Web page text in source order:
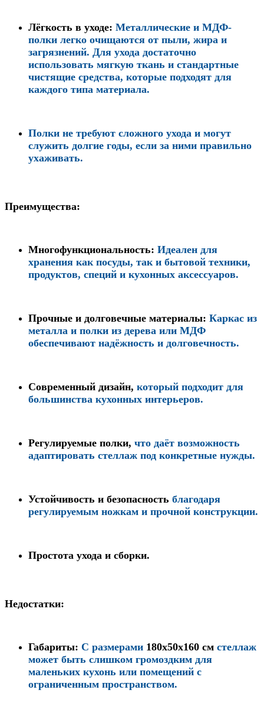
Лёгкость в уходе: Металлические и МДФ-
полки легко очищаются от пыли, жира и
загрязнений. Для ухода достаточно
использовать мягкую ткань и стандартные
чистящие средства, которые подходят для
каждого типа материала.
Полки не требуют сложного ухода и могут
служить долгие годы, если за ними правильно
ухаживать.
Преимущества:
Многофункциональность: Идеален для
хранения как посуды, так и бытовой техники,
продуктов, специй и кухонных аксессуаров.
Прочные и долговечные материалы: Каркас из
металла и полки из дерева или МДФ
обеспечивают надёжность и долговечность.
Современный дизайн, который подходит для
большинства кухонных интерьеров.
Регулируемые полки, что даёт возможность
адаптировать стеллаж под конкретные нужды.
Устойчивость и безопасность благодаря
регулируемым ножкам и прочной конструкции.
Простота ухода и сборки.
Недостатки:
Габариты: С размерами 180x50x160 см стеллаж
может быть слишком громоздким для
маленьких кухонь или помещений с
ограниченным пространством.